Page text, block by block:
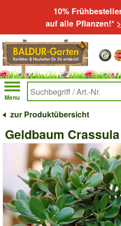
10%
auf alle Pflanzen!*
Menu
zur Produktübersicht
Geldbaum Crassula